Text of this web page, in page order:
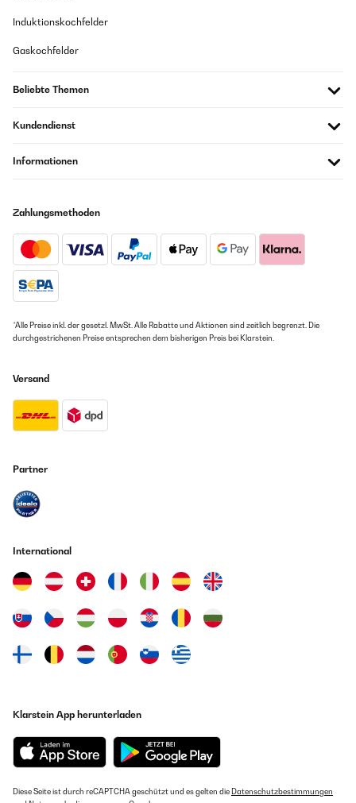
Induktionskochfelder
Gaskochfelder
Beliebte Themen
Kundendienst
Informationen
Zahlungsmethoden
*Alle Preise inkl. der gesetzl. MwSt. Alle Rabatte und Aktionen sind zeitlich begrenzt. Die
durchgestrichenen Preise entsprechen dem bisherigen Preis bei Klarstein.
Versand
Partner
International
Klarstein App herunterladen
Diese Seite ist durch reCAPTCHA geschützt und es gelten die Datenschutzbestimmungen